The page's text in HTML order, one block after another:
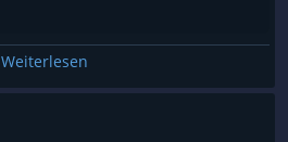
Weiterlesen